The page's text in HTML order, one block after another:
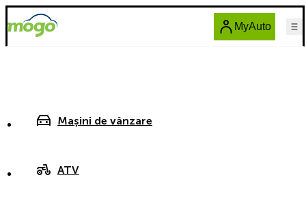
MyAuto
Mașini de vânzare
ATV